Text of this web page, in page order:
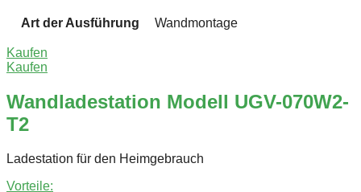
Art der Ausführung Wandmontage
Kaufen
Kaufen
Wandladestation Modell UGV-070W2-
T2
Ladestation für den Heimgebrauch
Vorteile: